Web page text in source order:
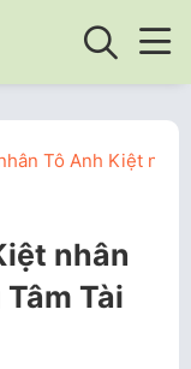
Tô Anh Kiệt
nhân
Tài